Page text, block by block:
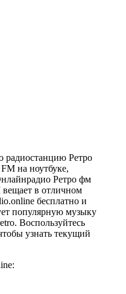
радиостанцию Ретро
на ноутбуке,
Ретро фм
вещает в отличном
бесплатно и
популярную музыку
Воспользуйтесь
узнать текущий